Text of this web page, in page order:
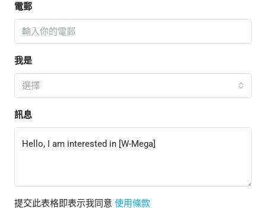
電郵
我是
選擇
訊息
提交此表格即表示我同意 使用條款